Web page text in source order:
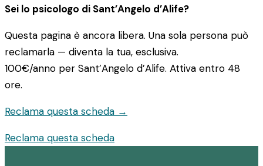
Sei lo psicologo di Sant’Angelo d’Alife?
Questa pagina è ancora libera. Una sola persona può
reclamarla — diventa la tua, esclusiva.
100€/anno per Sant’Angelo d’Alife. Attiva entro 48
ore.
Reclama questa scheda →
Reclama questa scheda